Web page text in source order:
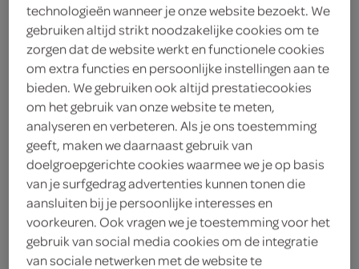
Milner
3.
69
6 Stuks
Let op: aanbiedingen zijn niet zichtbaar bij de
producten, maar worden wél automatisch
verwerkt in de winkelmand.
romige kaasplakken met een subtiele komijnkick voor
technologieën wanneer je onze website bezoekt. We
gebruiken altijd strikt noodzakelijke cookies om te
zorgen dat de website werkt en functionele cookies
om extra functies en persoonlijke instellingen aan te
bieden. We gebruiken ook altijd prestatiecookies
om het gebruik van onze website te meten,
analyseren en verbeteren. Als je ons toestemming
geeft, maken we daarnaast gebruik van
doelgroepgerichte cookies waarmee we je op basis
van je surfgedrag advertenties kunnen tonen die
aansluiten bij je persoonlijke interesses en
voorkeuren. Ook vragen we je toestemming voor het
gebruik van social media cookies om de integratie
van sociale netwerken met de website te